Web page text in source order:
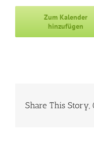
Zum Kalender
hinzufügen
Share This Story,